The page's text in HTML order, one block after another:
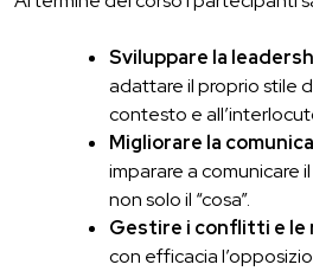
Sviluppare la
adattare il proprio stile
contesto e
Migliorare la
imparare a comunicare
non solo il “cosa”.
Gestire i conflitti e le
con efficacia